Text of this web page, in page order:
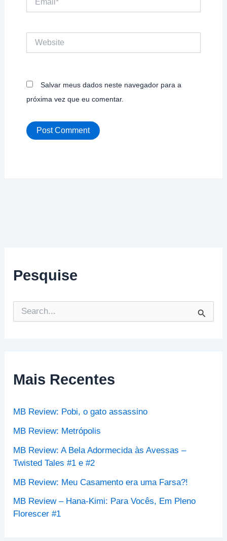
Pesquise
e
s
a
o
:
Mais Recentes
MB Review: Pobi, o gato assassino
MB Review: Metrópolis
MB Review: A Bela Adormecida às Avessas –
Twisted Tales #1 e #2
MB Review: Meu Casamento era uma Farsa?!
MB Review – Hana-Kimi: Para Vocês, Em Pleno
Florescer #1
Salvar meus dados neste navegador para a
próxima vez que eu comentar.